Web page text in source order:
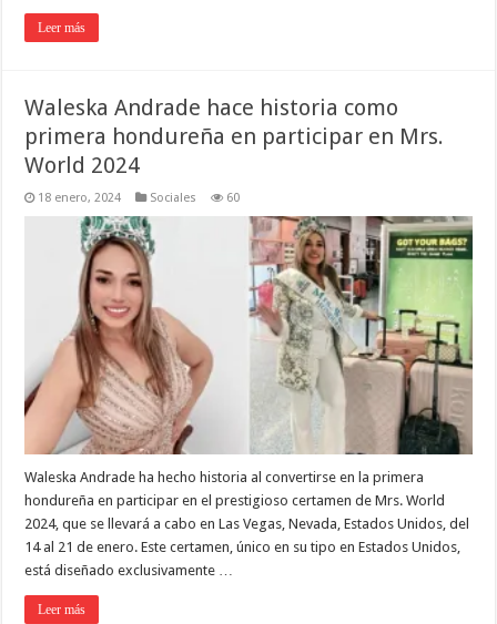
Leer más
Waleska Andrade hace historia como
primera hondureña en participar en Mrs.
World 2024
18 enero, 2024 Sociales 60
Waleska Andrade ha hecho historia al convertirse en la primera
hondureña en participar en el prestigioso certamen de Mrs. World
2024, que se llevará a cabo en Las Vegas, Nevada, Estados Unidos, del
14 al 21 de enero. Este certamen, único en su tipo en Estados Unidos,
está diseñado exclusivamente …
Leer más